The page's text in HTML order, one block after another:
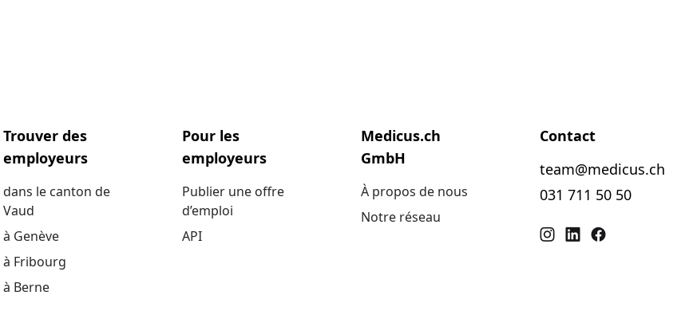
Trouver des
employeurs
dans le canton de
Vaud
à Genève
à Fribourg
à Berne
Pour les
employeurs
Publier une offre
d’emploi
API
Medicus.ch
GmbH
À propos de nous
Notre réseau
Contact
team@medicus.ch
031 711 50 50